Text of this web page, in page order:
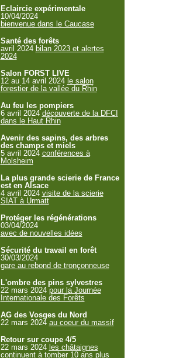
Eclaircie expérimentale
10/04/2024
bienvenue dans le Caucase
Santé des forêts
avril 2024 bilan 2023 et alertes
2024
Salon FORST LIVE
12 au 14 avril 2024 le salon
forestier de la vallée du Rhin
Au feu les pompiers
6 avril 2024 découverte de la DFCI
dans le Haut Rhin
Avenir des sapins, des arbres
des champs et miels
5 avril 2024 conférences à
Molsheim
La plus grande scierie de France
est en Alsace
4 avril 2024 visite de la scierie
SIAT à Urmatt
Protéger les régénérations
03/04/2024
avec de nouvelles idées
Sécurité du travail en forêt
30/03/2024
gare au rebond de tronçonneuse
L'ombre des pins sylvestres
22 mars 2024 pour la Journée
Internationale des Forêts
AG des Vosges du Nord
22 mars 2024 au coeur du massif
Retour sur coupe 4/5
22 mars 2024 les châtaignes
continuent à tomber 10 ans plus